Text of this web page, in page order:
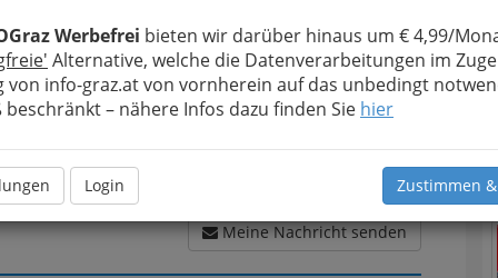
Werbefrei bieten wir darüber hinaus um € 4,99/
Alternative, welche die Datenverarbeitungen im
von info-graz.at von vornherein auf das unbedingt
beschränkt – nähere Infos dazu finden Sie hier
Login Zustimmen
Meine Nachricht senden